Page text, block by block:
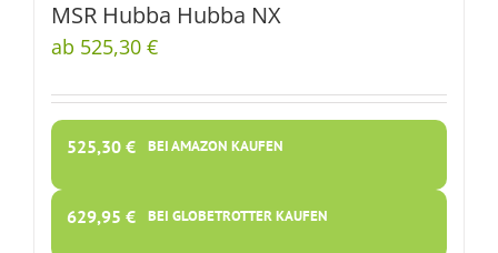
MSR Hubba Hubba NX
ab 525,30 €
525,30 € BEI AMAZON KAUFEN
629,95 € BEI GLOBETROTTER KAUFEN